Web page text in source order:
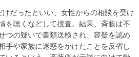
だったといい、女性からの相談を受け
を聴くなどして捜査。結果、斉藤は不
つの疑いで書類送検され、容疑を認め
手や家族に迷惑をかけたことを反省し